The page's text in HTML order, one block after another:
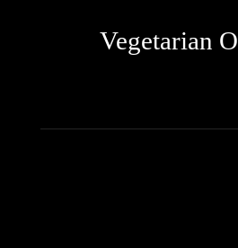
Vegetarian